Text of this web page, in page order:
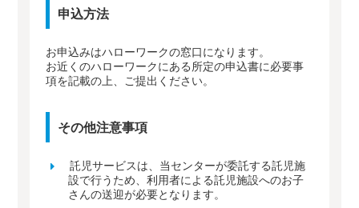
申込方法
お申込みはハローワークの窓口になります。
お近くのハローワークにある所定の申込書に必要事
項を記載の上、ご提出ください。
その他注意事項
託児サービスは、当センターが委託する託児施
設で行うため、利用者による託児施設へのお子
さんの送迎が必要となります。